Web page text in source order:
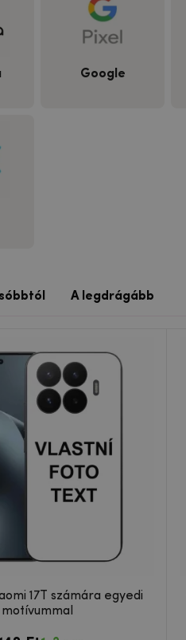
Google
A legdrágább
17T számára egyedi
motívummal